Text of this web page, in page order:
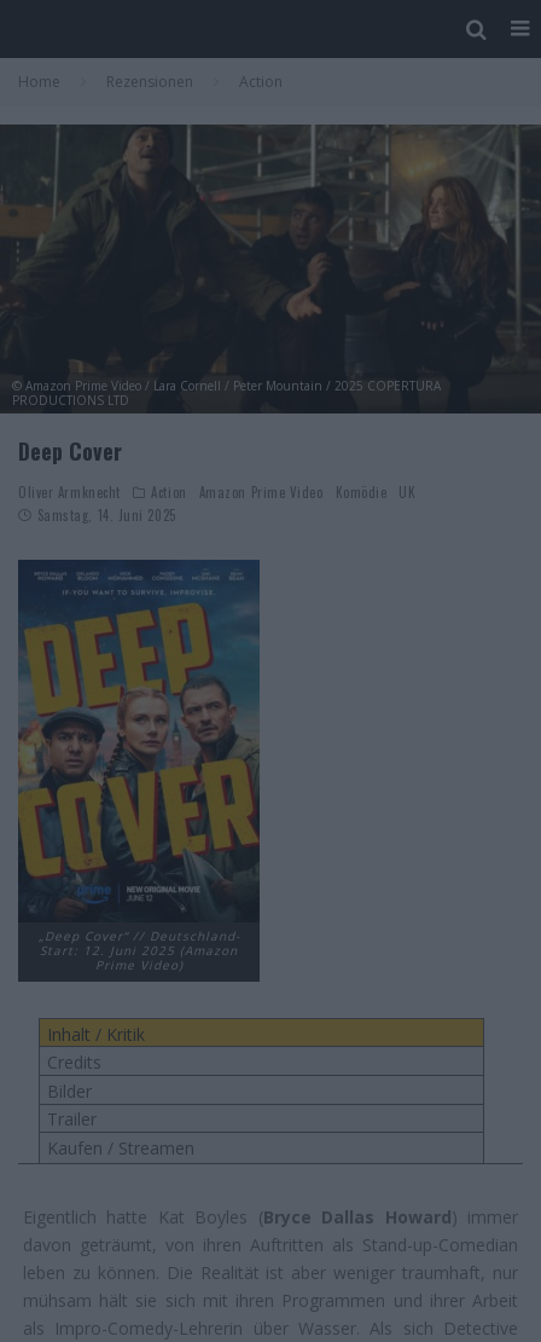
Home Rezensionen Action
© Amazon Prime Video / Lara Cornell / Peter Mountain / 2025 COPERTURA
PRODUCTIONS LTD
Deep Cover
Oliver Armknecht Action Amazon Prime Video Komödie
UK
Samstag, 14. Juni 2025
„Deep Cover“ // Deutschland-
Start: 12. Juni 2025 (Amazon
Prime Video)
Inhalt / Kritik
Credits
Bilder
Trailer
Kaufen / Streamen
Eigentlich hatte Kat Boyles (Bryce Dallas Howard) immer
davon geträumt, von ihren Auftritten als Stand-up-Comedian
leben zu können. Die Realität ist aber weniger traumhaft, nur
mühsam hält sie sich mit ihren Programmen und ihrer Arbeit
als Impro-Comedy-Lehrerin über Wasser. Als sich Detective